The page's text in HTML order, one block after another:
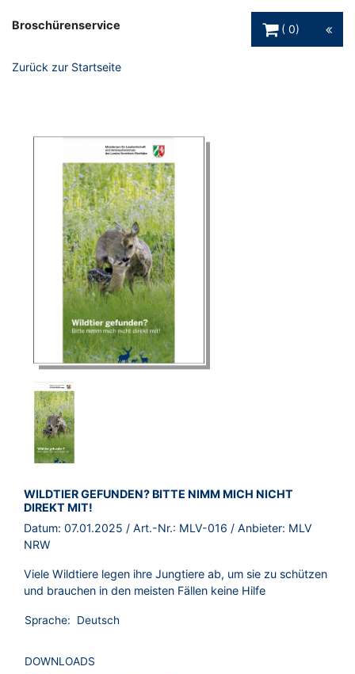
Broschürenservice
0
Zurück zur Startseite
BROSCHÜRE:
WILDTIER GEFUNDEN? BITTE NIMM MICH NICHT
DIREKT MIT!
Datum: 07.01.2025 / Art.-Nr.: MLV-016 / Anbieter: MLV
NRW
Viele Wildtiere legen ihre Jungtiere ab, um sie zu schützen
und brauchen in den meisten Fällen keine Hilfe
Sprache: Deutsch
DOWNLOADS